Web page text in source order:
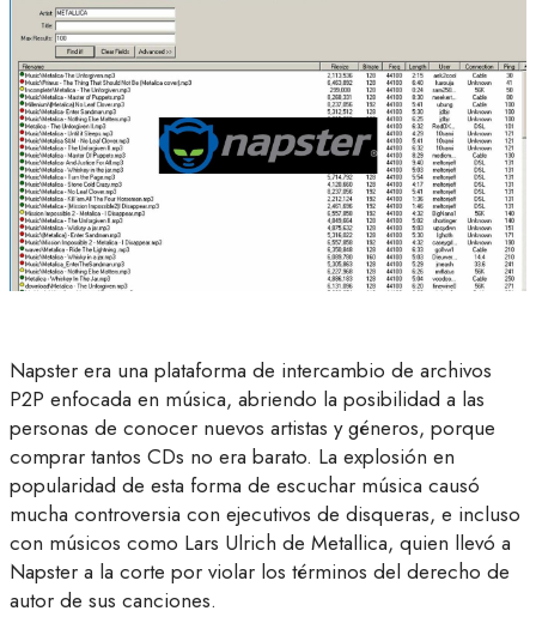
Napster era una plataforma de intercambio de archivos
P2P enfocada en música, abriendo la posibilidad a las
personas de conocer nuevos artistas y géneros, porque
comprar tantos CDs no era barato. La explosión en
popularidad de esta forma de escuchar música causó
mucha controversia con ejecutivos de disqueras, e incluso
con músicos como Lars Ulrich de Metallica, quien llevó a
Napster a la corte por violar los términos del derecho de
autor de sus canciones.